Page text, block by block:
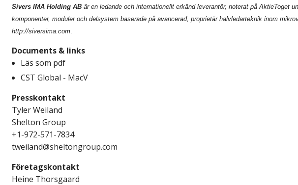
Sivers IMA Holding AB är en ledande och internationellt erkänd leverantör, noterat på AktieToget
komponenter, moduler och delsystem baserade på avancerad, proprietär halvledarteknik inom
http://siversima.com.
Documents & links
Läs som pdf
CST Global - MacV
Presskontakt
Tyler Weiland
Shelton Group
+1-972-571-7834
tweiland@sheltongroup.com
Företagskontakt
Heine Thorsgaard